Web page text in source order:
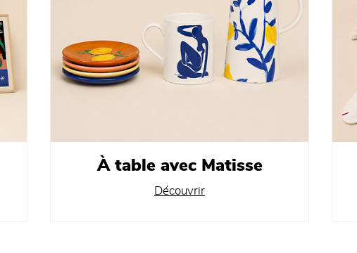
À table avec Matisse
Découvrir